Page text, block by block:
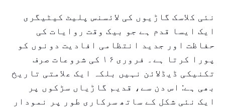
نئی کلاسک گاڑیوں کی لائسنس پلیٹ کیٹیگری
ایک ایسا قدم ہے جو بیک وقت روایات کی
حفاظت اور جدید انتظامی افادیت دونوں کو
پورا کرتا ہے۔ فروری ۱۶ کی شروعات صرف
تکنیکی ڈیڈلائن نہیں بلکہ ایک علامتی تاریخ
بھی ہے: اس دن سے، قدیم گاڑیاں سڑکوں پر
ایک نئی شکل کے ساتھ سرکاری طور پر نمودار